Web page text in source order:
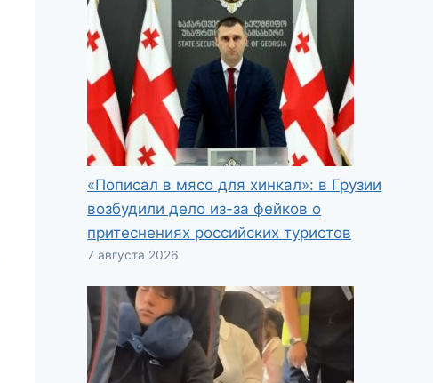
«Пописал в мясо для хинкал»: в Грузии
возбудили дело из-за фейков о
притеснениях российских туристов
7 августа 2026